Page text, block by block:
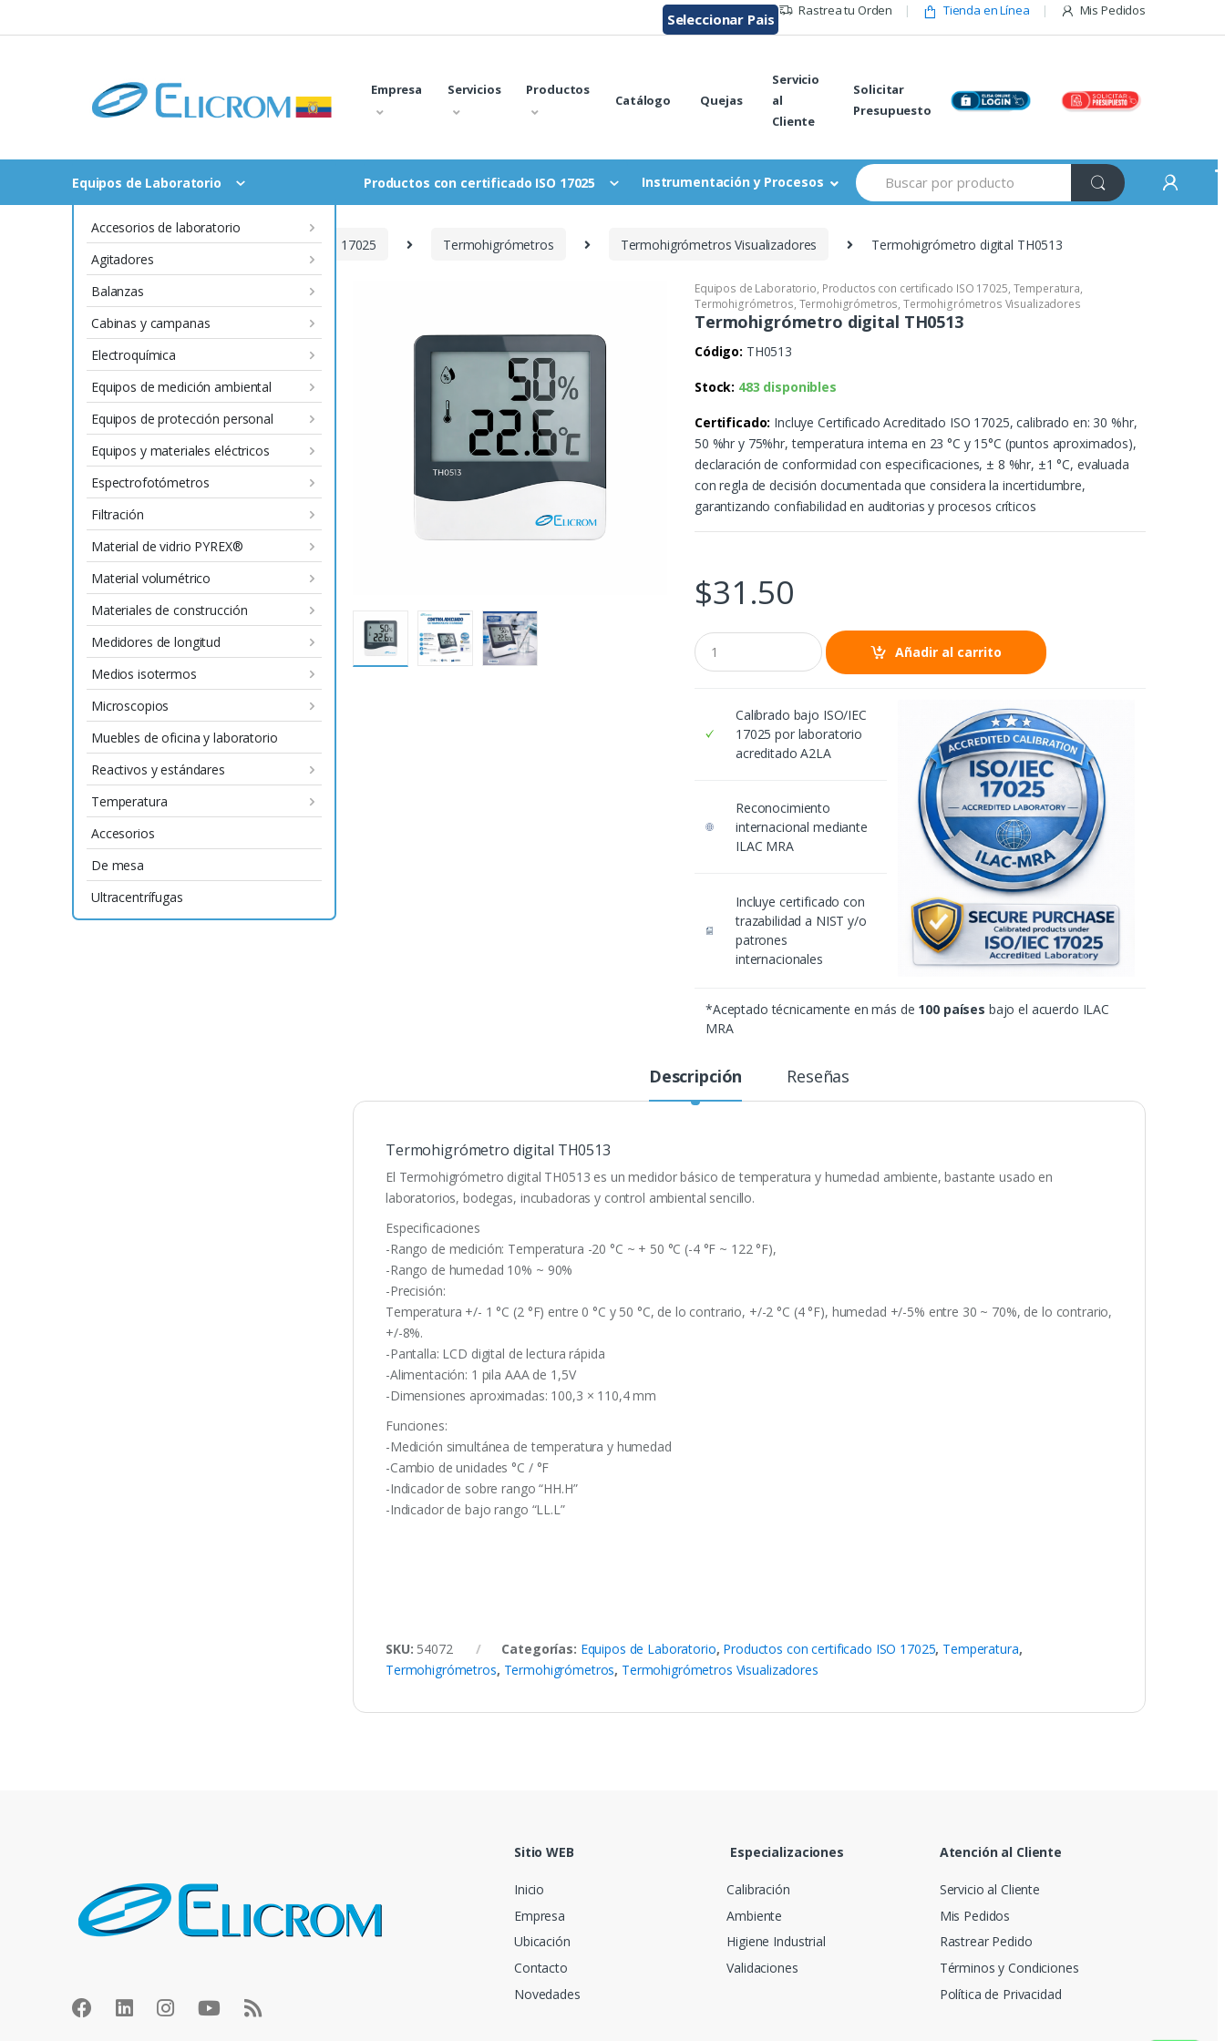
al
Rastrea tu Orden Tienda en Línea Mis Pedidos
Seleccionar Pais
Empresa Servicios Productos
Catálogo Quejas
Servicio
al
Cliente
Solicitar
Presupuesto
Equipos de Laboratorio
Accesorios de laboratorio
Agitadores
Balanzas
Cabinas y campanas
Electroquímica
Equipos de medición ambiental
Equipos de protección personal
Equipos y materiales eléctricos
Espectrofotómetros
Filtración
Material de vidrio PYREX®
Material volumétrico
Materiales de construcción
Medidores de longitud
Medios isotermos
Microscopios
Muebles de oficina y laboratorio
Reactivos y estándares
Temperatura
Accesorios
De mesa
Ultracentrífugas
Productos con certificado ISO 17025 Instrumentación y Procesos
Buscar:
Inicio Productos con certificado ISO 17025 Termohigrómetros Termohigrómetros Visualizadores Termohigrómetro digital TH0513
Equipos de Laboratorio, Productos con certificado ISO 17025, Temperatura,
Termohigrómetros, Termohigrómetros, Termohigrómetros Visualizadores
Termohigrómetro digital TH0513
Código: TH0513
Stock: 483 disponibles
Certificado: Incluye Certificado Acreditado ISO 17025, calibrado en: 30 %hr,
50 %hr y 75%hr, temperatura interna en 23 °C y 15°C (puntos aproximados),
declaración de conformidad con especificaciones, ± 8 %hr, ±1 °C, evaluada
con regla de decisión documentada que considera la incertidumbre,
garantizando confiabilidad en auditorias y procesos críticos
$31.50
C
a
n
Añadir al carrito
Calibrado bajo ISO/IEC
17025 por laboratorio
acreditado A2LA
Reconocimiento
internacional mediante
ILAC MRA
Incluye certificado con
trazabilidad a NIST y/o
patrones
internacionales
*Aceptado técnicamente en más de 100 países bajo el acuerdo ILAC
MRA
Descripción Reseñas
Termohigrómetro digital TH0513
El Termohigrómetro digital TH0513 es un medidor básico de temperatura y humedad ambiente, bastante usado en
laboratorios, bodegas, incubadoras y control ambiental sencillo.
Especificaciones
-Rango de medición: Temperatura -20 °C ~ + 50 °C (-4 °F ~ 122 °F),
-Rango de humedad 10% ~ 90%
-Precisión:
Temperatura +/- 1 °C (2 °F) entre 0 °C y 50 °C, de lo contrario, +/-2 °C (4 °F), humedad +/-5% entre 30 ~ 70%, de lo contrario,
+/-8%.
-Pantalla: LCD digital de lectura rápida
-Alimentación: 1 pila AAA de 1,5V
-Dimensiones aproximadas: 100,3 × 110,4 mm
Funciones:
-Medición simultánea de temperatura y humedad
-Cambio de unidades °C / °F
-Indicador de sobre rango “HH.H”
-Indicador de bajo rango “LL.L”
SKU: 54072 Categorías: Equipos de Laboratorio, Productos con certificado ISO 17025, Temperatura,
Termohigrómetros, Termohigrómetros, Termohigrómetros Visualizadores
Sitio WEB
Inicio
Empresa
Ubicación
Contacto
Novedades
Especializaciones
Calibración
Ambiente
Higiene Industrial
Validaciones
Atención al Cliente
Servicio al Cliente
Mis Pedidos
Rastrear Pedido
Términos y Condiciones
Política de Privacidad